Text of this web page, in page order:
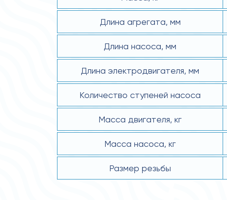
Длина агрегата, мм
Длина насоса, мм
Длина электродвигателя, мм
Количество ступеней насоса
Масса двигателя, кг
Масса насоса, кг
Размер резьбы